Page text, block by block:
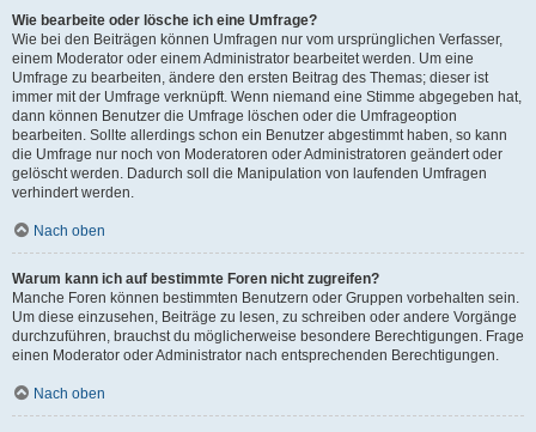
Wie bearbeite oder lösche ich eine Umfrage?
Wie bei den Beiträgen können Umfragen nur vom ursprünglichen Verfasser,
einem Moderator oder einem Administrator bearbeitet werden. Um eine
Umfrage zu bearbeiten, ändere den ersten Beitrag des Themas; dieser ist
immer mit der Umfrage verknüpft. Wenn niemand eine Stimme abgegeben hat,
dann können Benutzer die Umfrage löschen oder die Umfrageoption
bearbeiten. Sollte allerdings schon ein Benutzer abgestimmt haben, so kann
die Umfrage nur noch von Moderatoren oder Administratoren geändert oder
gelöscht werden. Dadurch soll die Manipulation von laufenden Umfragen
verhindert werden.
Nach oben
Warum kann ich auf bestimmte Foren nicht zugreifen?
Manche Foren können bestimmten Benutzern oder Gruppen vorbehalten sein.
Um diese einzusehen, Beiträge zu lesen, zu schreiben oder andere Vorgänge
durchzuführen, brauchst du möglicherweise besondere Berechtigungen. Frage
einen Moderator oder Administrator nach entsprechenden Berechtigungen.
Nach oben